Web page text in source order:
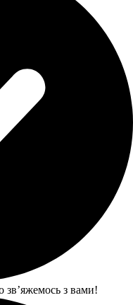
з вами!